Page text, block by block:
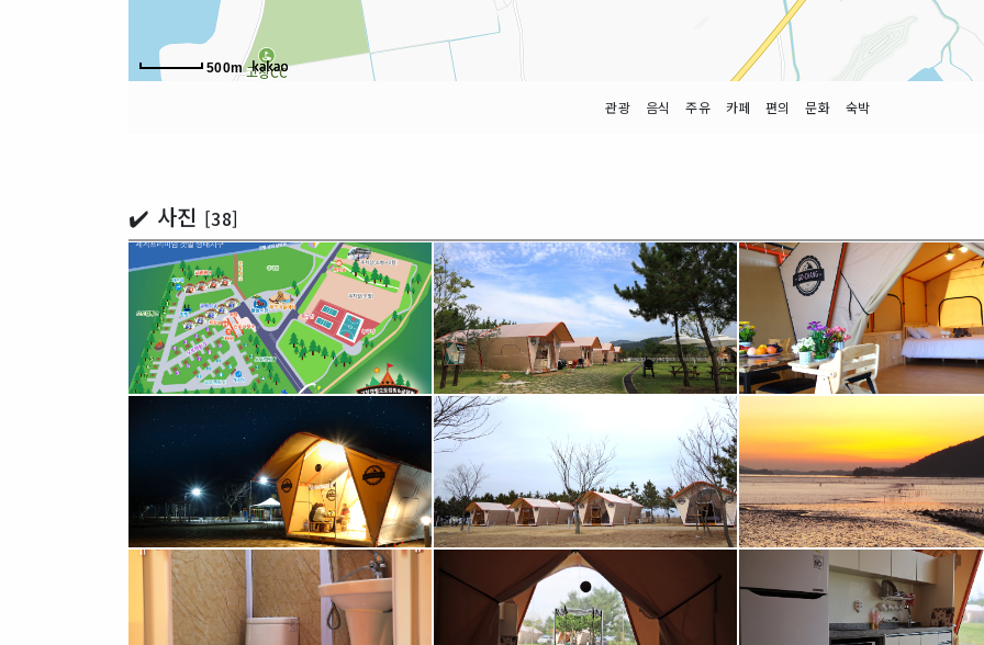
500m
관광 음식 주유 카페 편의 문화 숙박
✔️ 사진 [38]